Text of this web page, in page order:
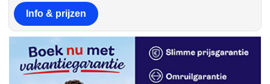
Info & prijzen